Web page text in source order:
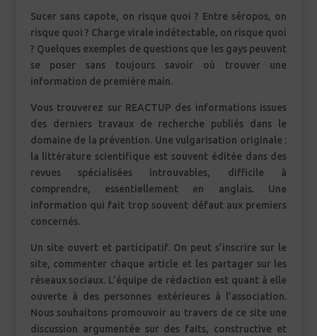
Sucer sans capote, on risque quoi ? Entre séropos, on
risque quoi ? Charge virale indétectable, on risque quoi
? Quelques exemples de questions que les gays peuvent
se poser sans toujours savoir où trouver une
information de première main.
Vous trouverez sur REACTUP des informations issues
des derniers travaux de recherche publiés dans le
domaine de la prévention. Une vulgarisation originale :
la littérature scientifique est souvent éditée dans des
revues spécialisées introuvables, difficile à
comprendre, essentiellement en anglais. Une
information qui fait trop souvent défaut aux premiers
concernés.
Un site ouvert et participatif. On peut s’inscrire sur le
site, commenter chaque article et les partager sur les
réseaux sociaux. L’équipe de rédaction est quant à elle
ouverte à des personnes extérieures à l’association.
Nous souhaitons promouvoir au travers de ce site une
discussion argumentée sur des faits, constructive et